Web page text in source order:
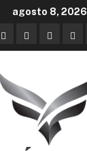
agosto 8, 2026